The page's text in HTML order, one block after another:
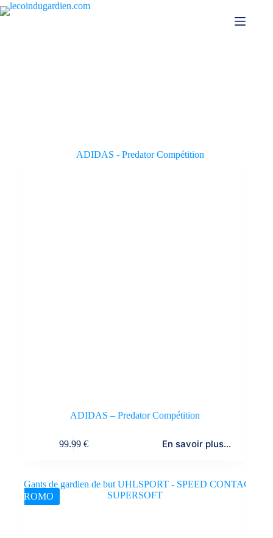
ADIDAS – Predator Compétition
99.99 € En savoir plus...
PROMO